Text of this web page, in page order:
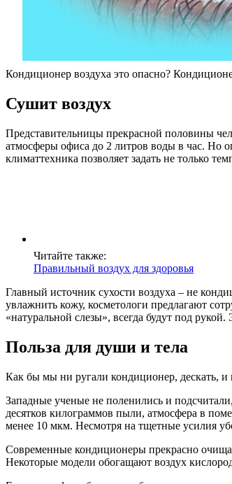
Кондиционер воздуха это опасно?
Сушит воздух
Представительницы прекрасной половины
атмосферы офиса до 2 литров воды в час. Но
климаттехника позволяет задать не только
Читайте также:
Правильный воздух для здоровья
Главный источник сухости воздуха – не
увлажнить кожу, косметологи предлагают
«натуральной слезы», всегда будут под
Польза для души и тела
Как бы мы ни ругали кондиционер, дескать, и
Западные ученые не поленились и
десятков килограммов пыли, атмосфера в
менее 10 мкм. Несмотря на тщетные усилия
Современные кондиционеры прекрасно
Некоторые модели обогащают воздух